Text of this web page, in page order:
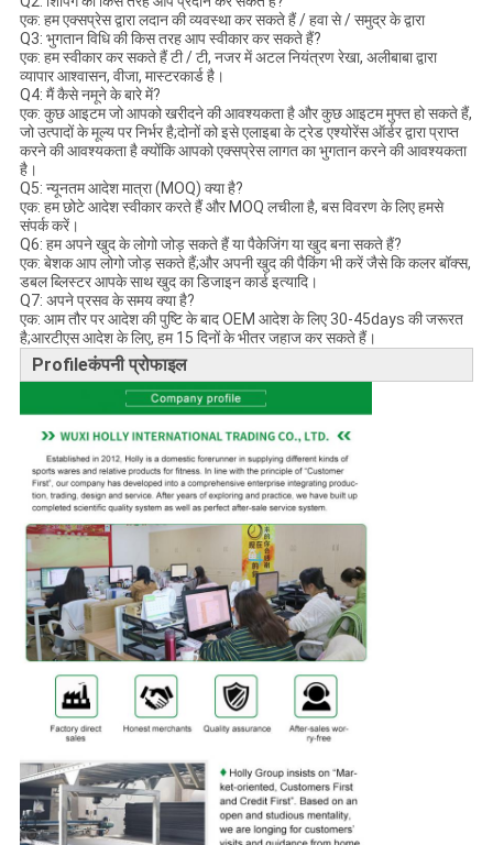
एक: हम एक्सप्रेस द्वारा लदान की व्यवस्था कर सकते हैं / हवा से / समुद्र के द्वारा
Q3: भुगतान विधि की किस तरह आप स्वीकार कर सकते हैं?
एक: हम स्वीकार कर सकते हैं टी / टी, नजर में अटल नियंत्रण रेखा, अलीबाबा द्वारा
व्यापार आश्वासन, वीजा, मास्टरकार्ड है।
Q4: मैं कैसे नमूने के बारे में?
एक: कुछ आइटम जो आपको खरीदने की आवश्यकता है और कुछ आइटम मुफ्त हो सकते हैं,
जो उत्पादों के मूल्य पर निर्भर है;दोनों को इसे एलाइबा के ट्रेड एश्योरेंस ऑर्डर द्वारा प्राप्त
करने की आवश्यकता है क्योंकि आपको एक्सप्रेस लागत का भुगतान करने की आवश्यकता
है।
Q5: न्यूनतम आदेश मात्रा (MOQ) क्या है?
एक: हम छोटे आदेश स्वीकार करते हैं और MOQ लचीला है, बस विवरण के लिए हमसे
संपर्क करें।
Q6: हम अपने खुद के लोगो जोड़ सकते हैं या पैकेजिंग या खुद बना सकते हैं?
एक: बेशक आप लोगो जोड़ सकते हैं;और अपनी खुद की पैकिंग भी करें जैसे कि कलर बॉक्स,
डबल ब्लिस्टर आपके साथ खुद का डिजाइन कार्ड इत्यादि।
Q7: अपने प्रसव के समय क्या है?
एक: आम तौर पर आदेश की पुष्टि के बाद OEM आदेश के लिए 30-45days की जरूरत
है;आरटीएस आदेश के लिए, हम 15 दिनों के भीतर जहाज कर सकते हैं।
Profileकंपनी प्रोफाइल